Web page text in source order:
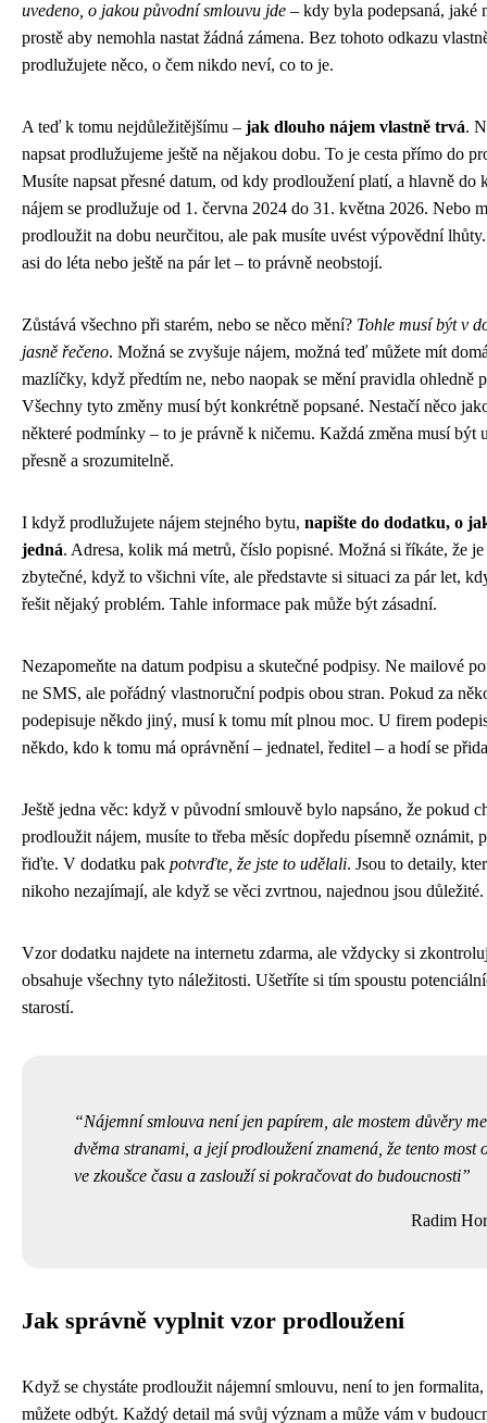
uvedeno, o jakou původní smlouvu jde – kdy byla podepsaná, jaké
prostě aby nemohla nastat žádná zámena. Bez tohoto odkazu
prodlužujete něco, o čem nikdo neví, co to je.
A teď k tomu nejdůležitějšímu – jak dlouho nájem vlastně trvá.
napsat prodlužujeme ještě na nějakou dobu. To je cesta přímo do
Musíte napsat přesné datum, od kdy prodloužení platí, a hlavně do
nájem se prodlužuje od 1. června 2024 do 31. května 2026. Nebo
prodloužit na dobu neurčitou, ale pak musíte uvést výpovědní
asi do léta nebo ještě na pár let – to právně neobstojí.
Zůstává všechno při starém, nebo se něco mění? Tohle musí být v
jasně řečeno. Možná se zvyšuje nájem, možná teď můžete mít
mazlíčky, když předtím ne, nebo naopak se mění pravidla ohledně
Všechny tyto změny musí být konkrétně popsané. Nestačí něco
některé podmínky – to je právně k ničemu. Každá změna musí být
přesně a srozumitelně.
I když prodlužujete nájem stejného bytu, napište do dodatku, o
jedná. Adresa, kolik má metrů, číslo popisné. Možná si říkáte, že je
zbytečné, když to všichni víte, ale představte si situaci za pár let,
řešit nějaký problém. Tahle informace pak může být zásadní.
Nezapomeňte na datum podpisu a skutečné podpisy. Ne mailové
ne SMS, ale pořádný vlastnoruční podpis obou stran. Pokud za
podepisuje někdo jiný, musí k tomu mít plnou moc. U firem
někdo, kdo k tomu má oprávnění – jednatel, ředitel – a hodí se
Ještě jedna věc: když v původní smlouvě bylo napsáno, že pokud
prodloužit nájem, musíte to třeba měsíc dopředu písemně oznámit,
řiďte. V dodatku pak potvrďte, že jste to udělali. Jsou to detaily,
nikoho nezajímají, ale když se věci zvrtnou, najednou jsou důležité.
Vzor dodatku najdete na internetu zdarma, ale vždycky si
obsahuje všechny tyto náležitosti. Ušetříte si tím spoustu
starostí.
Nájemní smlouva není jen papírem, ale mostem důvěry
dvěma stranami, a její prodloužení znamená, že tento most
ve zkoušce času a zaslouží si pokračovat do budoucnosti
Radim
Jak správně vyplnit vzor prodloužení
Když se chystáte prodloužit nájemní smlouvu, není to jen
můžete odbýt. Každý detail má svůj význam a může vám v